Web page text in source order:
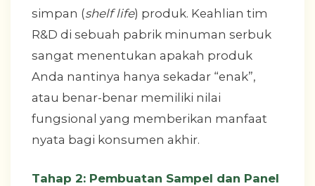
simpan (shelf life) produk. Keahlian tim
R&D di sebuah pabrik minuman serbuk
sangat menentukan apakah produk
Anda nantinya hanya sekadar “enak”,
atau benar-benar memiliki nilai
fungsional yang memberikan manfaat
nyata bagi konsumen akhir.
Tahap 2: Pembuatan Sampel dan Panel